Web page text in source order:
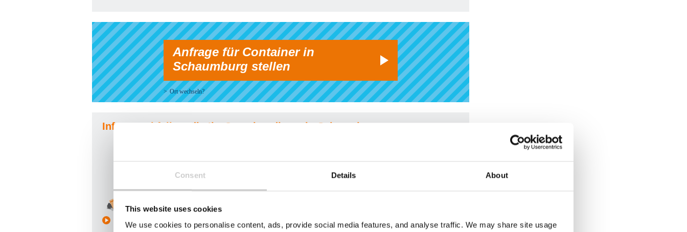
Consent Details About
This website uses cookies
We use cookies to personalise content, ads, provide social media features, and analyse traffic. We may share site usage
Anfrage für Container in
Schaumburg stellen
Ort wechseln?
Infos zu Abfällen, die Ihr Containerdienst in Schaumburg entsorgt.
Bauschutt Baumischabfall